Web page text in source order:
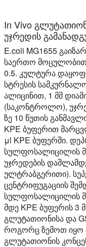
In Vivo
უჯრედის
E.coli MG1655
საერთო მოცულობით
0.5. კულტურა
სტრესის
ალიცინით, 1 მმ
(საკონტროლო),
ზე 10 წუთის
KPE ბუფერით
μl KPE ბუფერში.
სულფოსალიცილის
უჯრედების
ულტრაბგერითი).
ცენტრიფუგაციის
სულფოსალიცილის
მდე KPE ბუფერის 3
გლუტათიონისა და
როგორც ზემოთ იყო
გლუტათიონის